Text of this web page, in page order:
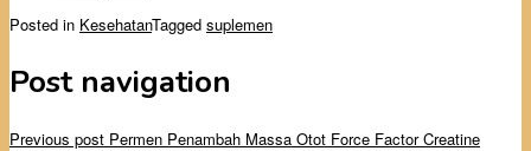
Posted in KesehatanTagged suplemen
Post navigation
Previous post Permen Penambah Massa Otot Force Factor Creatine